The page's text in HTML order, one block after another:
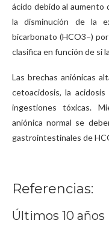
ácido debido al aumento
la disminución de la
bicarbonato (HCO3−)
clasifica en función de si
Las brechas aniónicas
cetoacidosis, la
ingestiones tóxicas.
aniónica normal se
gastrointestinales de
R​eferencias:
Últimos 10 años